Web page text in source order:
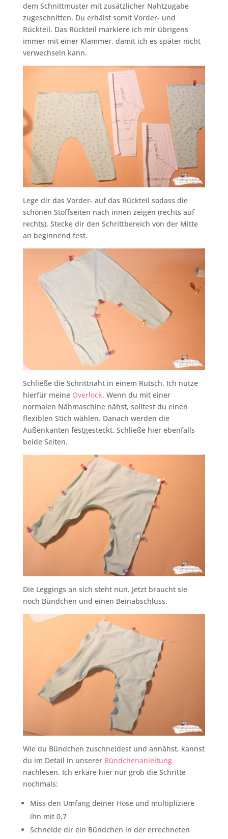
dem Schnittmuster mit zusätzlicher Nahtzugabe
zugeschnitten. Du erhälst somit Vorder- und
Rückteil. Das Rückteil markiere ich mir übrigens
immer mit einer Klammer, damit ich es später nicht
verwechseln kann.
Lege dir das Vorder- auf das Rückteil sodass die
schönen Stoffseiten nach innen zeigen (rechts auf
rechts). Stecke dir den Schrittbereich von der Mitte
an beginnend fest.
Schließe die Schrittnaht in einem Rutsch. Ich nutze
hierfür meine Overlock. Wenn du mit einer
normalen Nähmaschine nähst, solltest du einen
flexiblen Stich wählen. Danach werden die
Außenkanten festgesteckt. Schließe hier ebenfalls
beide Seiten.
Die Leggings an sich steht nun. Jetzt braucht sie
noch Bündchen und einen Beinabschluss.
Wie du Bündchen zuschneidest und annähst, kannst
du im Detail in unserer Bündchenanleitung
nachlesen. Ich erkäre hier nur grob die Schritte
nochmals:
Miss den Umfang deiner Hose und multipliziere
ihn mit 0,7
Schneide dir ein Bündchen in der errechneten